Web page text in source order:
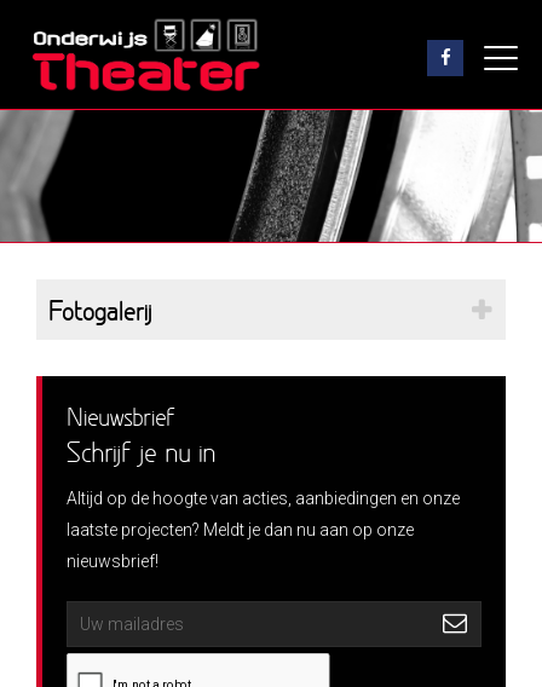
Fotogalerij
Nieuwsbrief
Schrijf je nu in
Altijd op de hoogte van acties, aanbiedingen en onze
laatste projecten? Meldt je dan nu aan op onze
nieuwsbrief!